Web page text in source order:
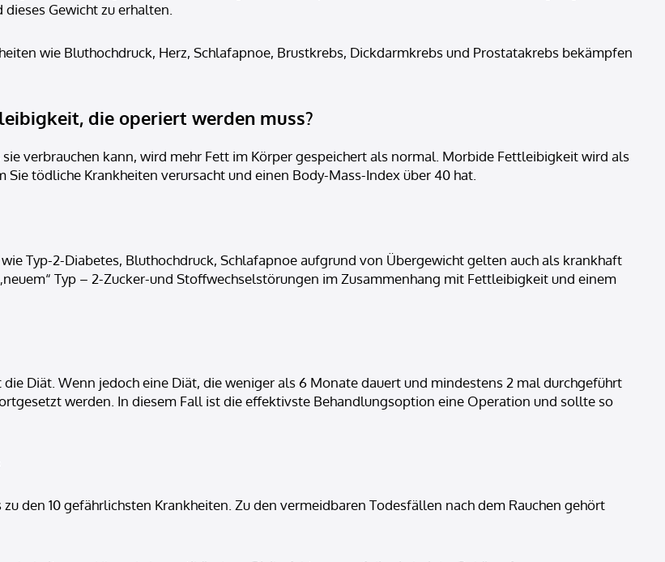
Gewicht zu erhalten.
wie Bluthochdruck, Herz, Schlafapnoe, Brustkrebs, Dickdarmkrebs und Prostatakrebs bekämpfen
die operiert werden muss?
verbrauchen kann, wird mehr Fett im Körper gespeichert als normal. Morbide Fettleibigkeit wird als
tödliche Krankheiten verursacht und einen Body-Mass-Index über 40 hat.
Typ-2-Diabetes, Bluthochdruck, Schlafapnoe aufgrund von Übergewicht gelten auch als krankhaft
Typ – 2-Zucker-und Stoffwechselstörungen im Zusammenhang mit Fettleibigkeit und einem
Diät. Wenn jedoch eine Diät, die weniger als 6 Monate dauert und mindestens 2 mal durchgeführt
werden. In diesem Fall ist die effektivste Behandlungsoption eine Operation und sollte so
den 10 gefährlichsten Krankheiten. Zu den vermeidbaren Todesfällen nach dem Rauchen gehört